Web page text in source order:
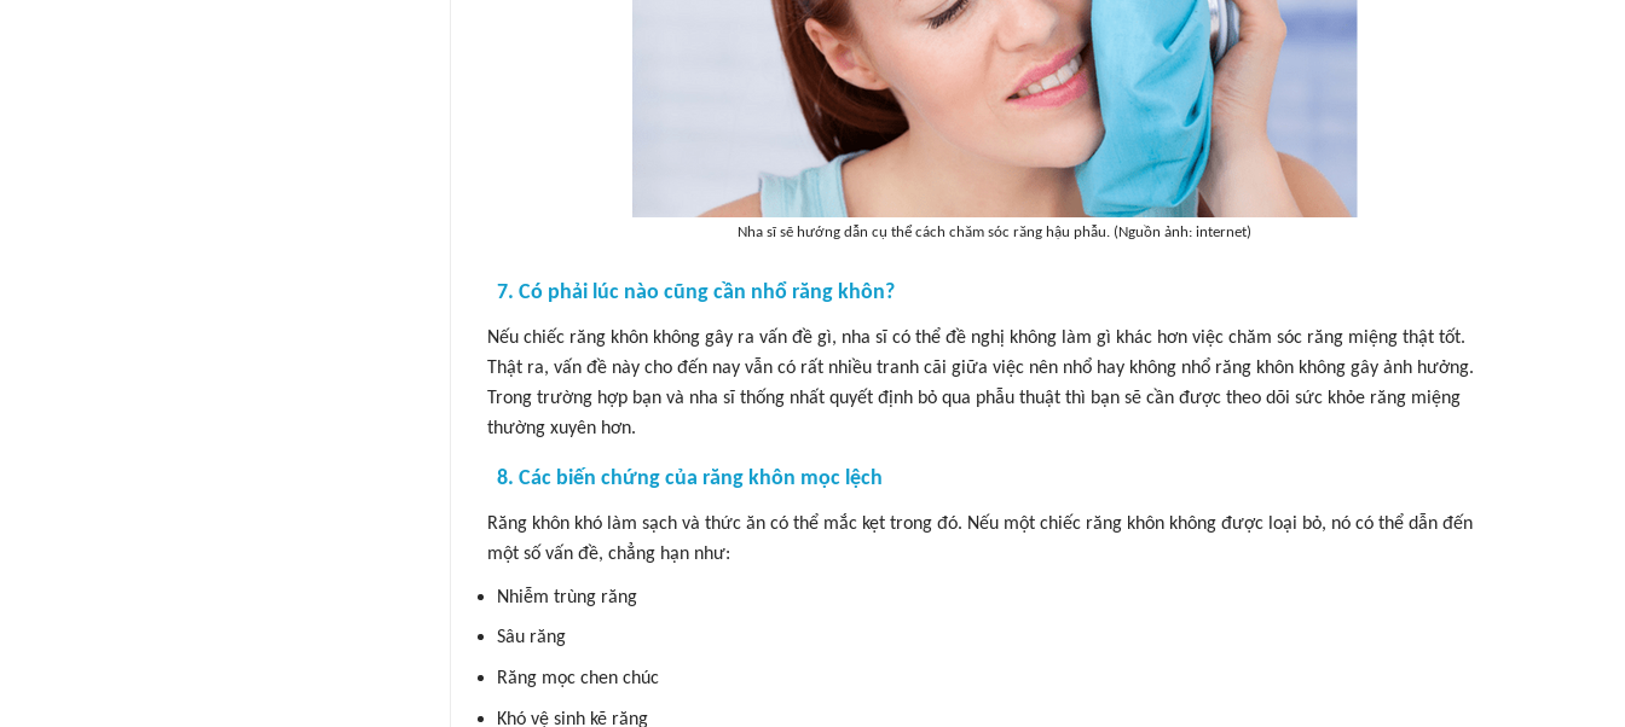
Nha sĩ sẽ hướng dẫn cụ thể cách chăm sóc răng hậu phẫu. (Nguồn ảnh: internet)
7. Có phải lúc nào cũng cần nhổ răng khôn?
Nếu chiếc răng khôn không gây ra vấn đề gì, nha sĩ có thể đề nghị không làm gì khác hơn việc chăm sóc răng miệng thật tốt.
Thật ra, vấn đề này cho đến nay vẫn có rất nhiều tranh cãi giữa việc nên nhổ hay không nhổ răng khôn không gây ảnh hưởng.
Trong trường hợp bạn và nha sĩ thống nhất quyết định bỏ qua phẫu thuật thì bạn sẽ cần được theo dõi sức khỏe răng miệng
thường xuyên hơn.
8. Các biến chứng của răng khôn mọc lệch
Răng khôn khó làm sạch và thức ăn có thể mắc kẹt trong đó. Nếu một chiếc răng khôn không được loại bỏ, nó có thể dẫn đến
một số vấn đề, chẳng hạn như:
Nhiễm trùng răng
Sâu răng
Răng mọc chen chúc
Khó vệ sinh kẽ răng